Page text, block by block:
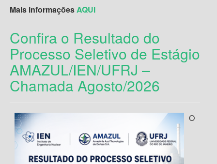
Mais informaçõesAQUI
Confira o Resultado do
Processo Seletivo de Estágio
AMAZUL/IEN/UFRJ –
Chamada Agosto/2026
O